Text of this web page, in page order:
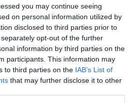
you may continue seeing
on personal information utilized by
disclosed to third parties prior to
opt-out of the further
information by third parties on the
participants. This information may
to third parties on the IAB’s List of
that may further disclose it to other
το μυαλό μας. Ακόμη κι αν, όπως
και κάπως άσχετοι με την μουσική.
έτσι φάτσα-κάρτα μπροστά
Στο κεφάλι του σχηματίζεις μια
εκδοχή του τι λέει ο στίχος.
όλοι πιστεύαμε ότι
του Ροβιόλη»! Και φυσικά